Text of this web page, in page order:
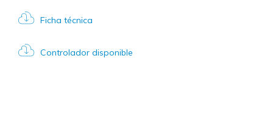
Ficha técnica
Controlador disponible